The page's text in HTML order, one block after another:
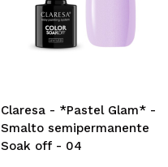
Claresa - *Pastel Glam* -
Smalto semipermanente
Soak off - 04